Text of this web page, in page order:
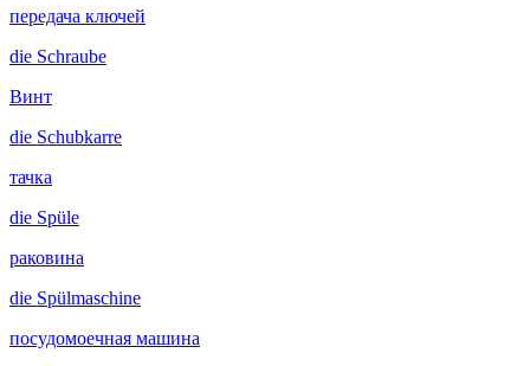
передача ключей
die Schraube
Винт
die Schubkarre
тачка
die Spüle
раковина
die Spülmaschine
посудомоечная машина